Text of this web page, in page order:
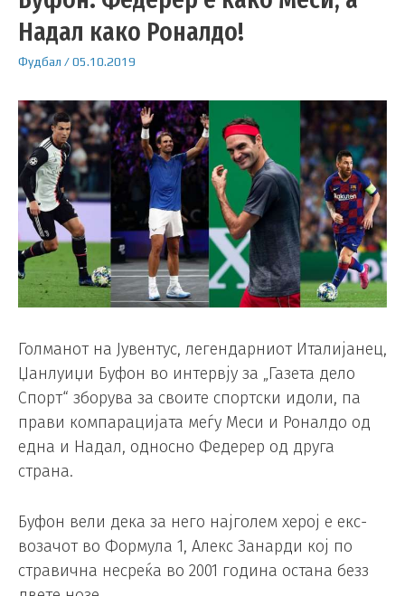
Надал како Роналдо!
Фудбал /05.10.2019
Голманот на Јувентус, легендарниот Италијанец,
Џанлуиџи Буфон во интервју за „Газета дело
Спорт“ зборува за своите спортски идоли, па
прави компарацијата меѓу Меси и Роналдо од
една и Надал, односно Федерер од друга
страна.
Буфон вели дека за него најголем херој е екс-
возачот во Формула 1, Алекс Занарди кој по
стравична несреќа во 2001 година остана безз